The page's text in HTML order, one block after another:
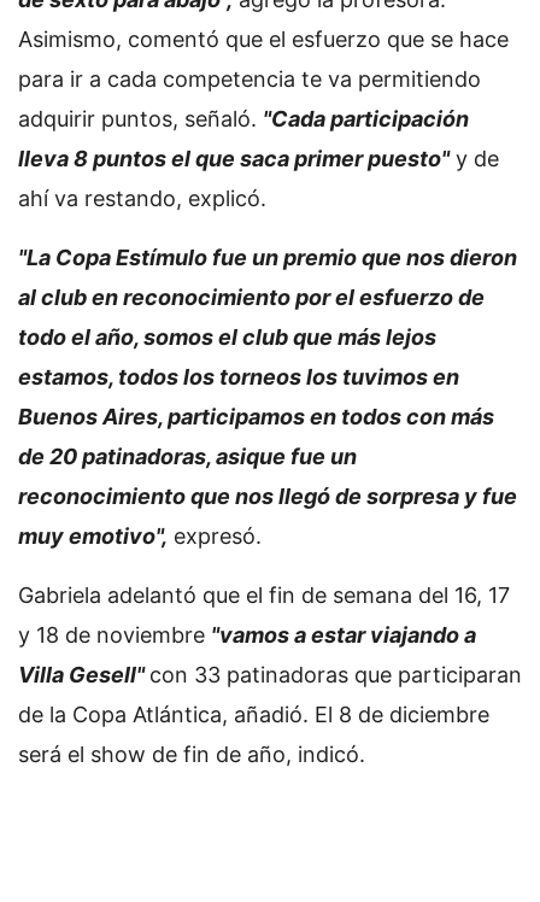
Asimismo, comentó que el esfuerzo que se hace
para ir a cada competencia te va permitiendo
adquirir puntos, señaló. "Cada participación
lleva 8 puntos el que saca primer puesto"y de
ahí va restando, explicó.
"La Copa Estímulo fue un premio que nos dieron
al club en reconocimiento por el esfuerzo de
todo el año, somos el club que más lejos
estamos, todos los torneos los tuvimos en
Buenos Aires, participamos en todos con más
de 20 patinadoras, asique fue un
reconocimiento que nos llegó de sorpresa y fue
muy emotivo", expresó.
Gabriela adelantó que el fin de semana del 16, 17
y 18 de noviembre "vamos a estar viajando a
Villa Gesell"con 33 patinadoras que participaran
de la Copa Atlántica, añadió. El 8 de diciembre
será el show de fin de año, indicó.